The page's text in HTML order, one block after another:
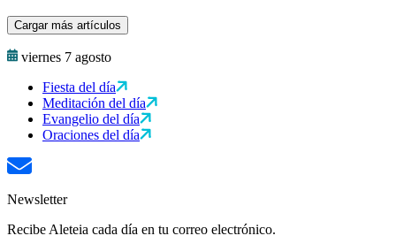
Cargar más artículos
viernes 7 agosto
Fiesta del día
Meditación del día
Evangelio del día
Oraciones del día
Newsletter
Recibe Aleteia cada día en tu correo electrónico.